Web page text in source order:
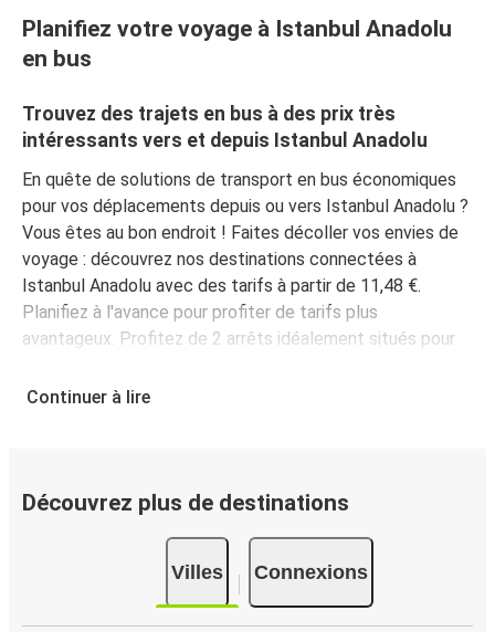
Planifiez votre voyage à Istanbul Anadolu
en bus
Trouvez des trajets en bus à des prix très
intéressants vers et depuis Istanbul Anadolu
En quête de solutions de transport en bus économiques
pour vos déplacements depuis ou vers Istanbul Anadolu ?
Vous êtes au bon endroit ! Faites décoller vos envies de
voyage : découvrez nos destinations connectées à
Istanbul Anadolu avec des tarifs à partir de 11,48 €.
Planifiez à l'avance pour profiter de tarifs plus
avantageux. Profitez de 2 arrêts idéalement situés pour
Istanbul Anadolu grâce à nos arrêts, il y en a
réseau FlixBus pour trouver des lignes près de chez vous
Pourquoi choisir FlixBus pour vos voyages vers et
depuis Istanbul Anadolu ?
Continuer à lire
Découvrez plus de destinations
Villes Connexions